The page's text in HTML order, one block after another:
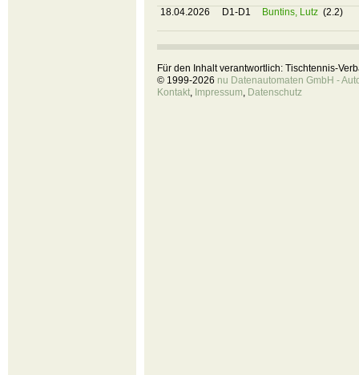
18.04.2026 D1-D1 Buntins, Lutz (2.2)
Für den Inhalt verantwortlich: Tischtennis-
© 1999-2026 nu Datenautomaten GmbH -
Kontakt, Impressum, Datenschutz